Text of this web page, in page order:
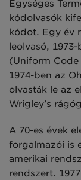
Egységes
kódolvasók
kódot. Egy év
leolvasó,
(Uniform Code
1974-ben az
olvasták le az
Wrigley’s
A 70-es évek
forgalmazói is
amerikai
rendszert.